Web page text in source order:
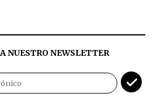
NUESTRO NEWSLETTER